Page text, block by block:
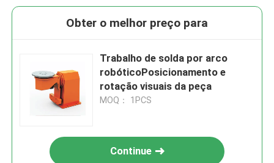
Obter o melhor preço para
Trabalho de solda por arco
robóticoPosicionamento e
rotação visuais da peça
MOQ： 1PCS
Continue